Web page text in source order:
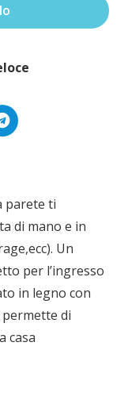
parete ti
di mano e in
Un
per l’ingresso
in legno con
permette di
casa